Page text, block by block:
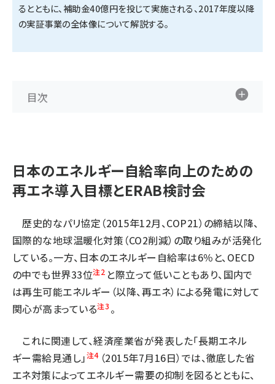
るとともに、補助金40億円を投じて実施される、2017年度以降
の実証事業の全体像について解説する。
目次
日本のエネルギー自給率向上のための
再エネ導入目標とERAB検討会
歴史的なパリ協定（2015年12月、COP21）の締結以降、
国際的な地球温暖化対策（CO2削減）の取り組みが活発化
している。一方、日本のエネルギー自給率は6％と、OECD
の中でも世界33位注2 と際立って低いこともあり、国内で
は再生可能エネルギー（以降、再エネ）による発電に対して
関心が高まっている注3 。
これに関連して、経済産業省が発表した「長期エネル
ギー需給見通し」注4 （2015年7月16日）では、徹底した省
エネ対策によってエネルギー需要の抑制を図るとともに、